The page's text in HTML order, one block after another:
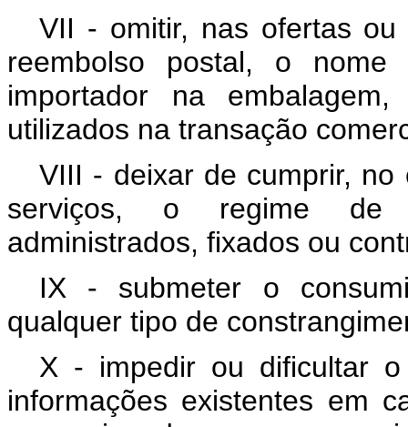
VII - omitir, nas ofertas
reembolso postal, o
importador na
utilizados na transação
VIII - deixar de cumprir,
serviços, o regime de
administrados, fixados ou
IX - submeter o
qualquer tipo de
X - impedir ou dificultar
informações existentes em